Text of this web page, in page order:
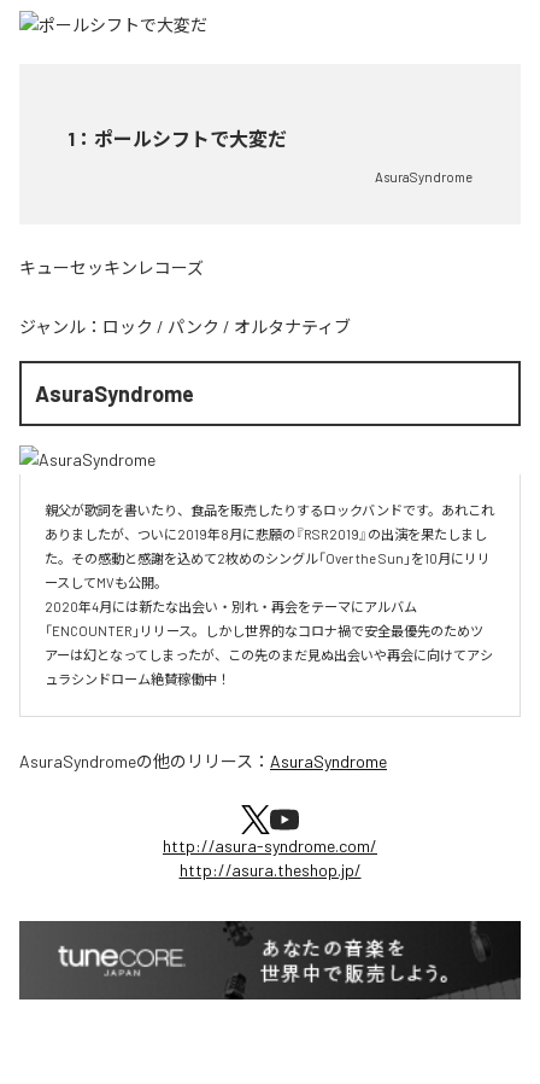
1 ： ポールシフトで大変だ
AsuraSyndrome
キューセッキンレコーズ
ジャンル： ロック / パンク / オルタナティブ
AsuraSyndrome
親父が歌詞を書いたり、食品を販売したりするロックバンドです。あれこれ
ありましたが、ついに2019年8月に悲願の『RSR2019』の出演を果たしまし
た。その感動と感謝を込めて2枚めのシングル「Over the Sun」を10月にリリ
ースしてMVも公開。
2020年4月には新たな出会い・別れ・再会をテーマにアルバム
「ENCOUNTER」リリース。しかし世界的なコロナ禍で安全最優先のためツ
アーは幻となってしまったが、この先のまだ見ぬ出会いや再会に向けてアシ
ュラシンドローム絶賛稼働中！
AsuraSyndromeの他のリリース： AsuraSyndrome
http://asura-syndrome.com/
http://asura.theshop.jp/